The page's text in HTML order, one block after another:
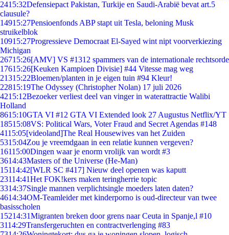
2415:32Defensiepact Pakistan, Turkije en Saudi-Arabië bevat art.5
clausule?
14915:27Pensioenfonds ABP stapt uit Tesla, beloning Musk
struikelblok
10915:27Progressieve Democraat El-Sayed wint nipt voorverkiezing
Michigan
26715:26[AMV] VS #1312 spammers van de internationale rechtsorde
17615:26[Keuken Kampioen Divisie] #44 Vitesse mag weg
21315:22Bloemen/planten in je eigen tuin #94 Kleur!
22815:19The Odyssey (Christopher Nolan) 17 juli 2026
4215:12Bezoeker verliest deel van vinger in waterattractie Walibi
Holland
8615:10GTA VI #12 GTA VI Extended look 27 Augustus Netflix/YT
18515:08VS: Political Wars, Voter Fraud and Secret Agendas #148
4115:05[videoland]The Real Housewives van het Zuiden
5315:04Zou je vreemdgaan in een relatie kunnen vergeven?
16115:00Dingen waar je enorm vrolijk van wordt #3
3614:43Masters of the Universe (He-Man)
15114:42[WLR SC #417] Nieuw deel openen was kaputt
23114:41Het FOK!kers maken teringherrie topic
3314:37Single mannen verplichtsingle moeders laten daten?
4614:34OM-Teamleider met kinderporno is oud-directeur van twee
basisscholen
15214:31Migranten breken door grens naar Ceuta in Spanje,l #10
3114:29Transfergeruchten en contractverlenging #83